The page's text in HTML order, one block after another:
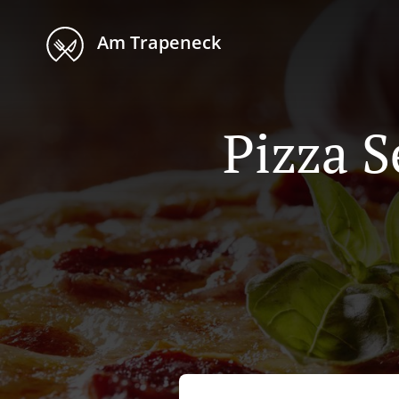
Am Trapeneck
Pizza